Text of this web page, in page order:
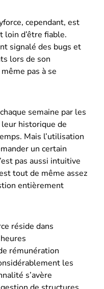
cependant, est
loin d’être fiable.
signalé des bugs et
lors de son
pas à se
semaine par les
historique de
Mais l’utilisation
un certain
pas aussi intuitive
tout de même assez
entièrement
réside dans
rémunération
les
s’avère